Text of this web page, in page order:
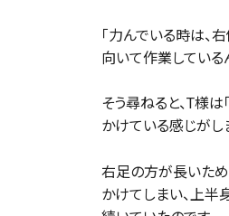
「力んでいる時は、
向いて作業している
そう尋ねると、T様
かけている感じがし
右足の方が長いた
かけてしまい、上半